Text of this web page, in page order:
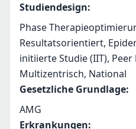
Studiendesign:
Phase
Resultatsorientiert,
initiierte Studie (IIT), Peer
Multizentrisch, National
Gesetzliche Grundlage:
AMG
Erkrankungen: